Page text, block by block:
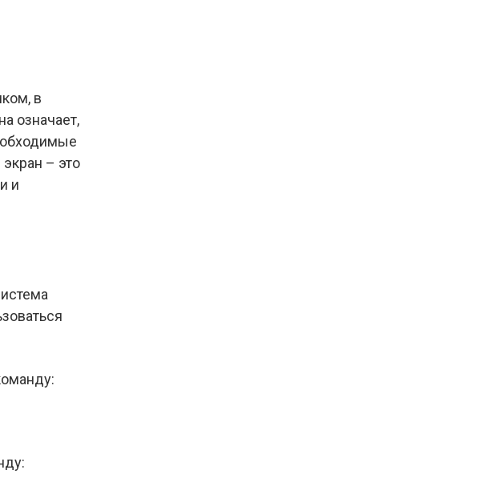
в
означает,
– это
и